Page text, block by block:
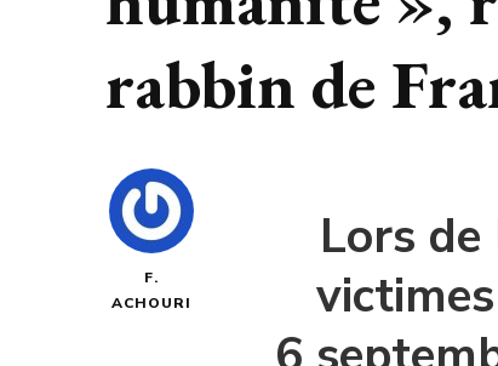
rabbin de
F.
ACHOURI
Lors